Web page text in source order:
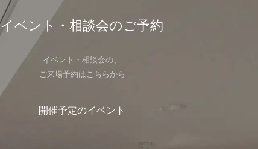
イベント・相談会のご予約
イベント・相談会の、
ご来場予約はこちらから
開催予定のイベント